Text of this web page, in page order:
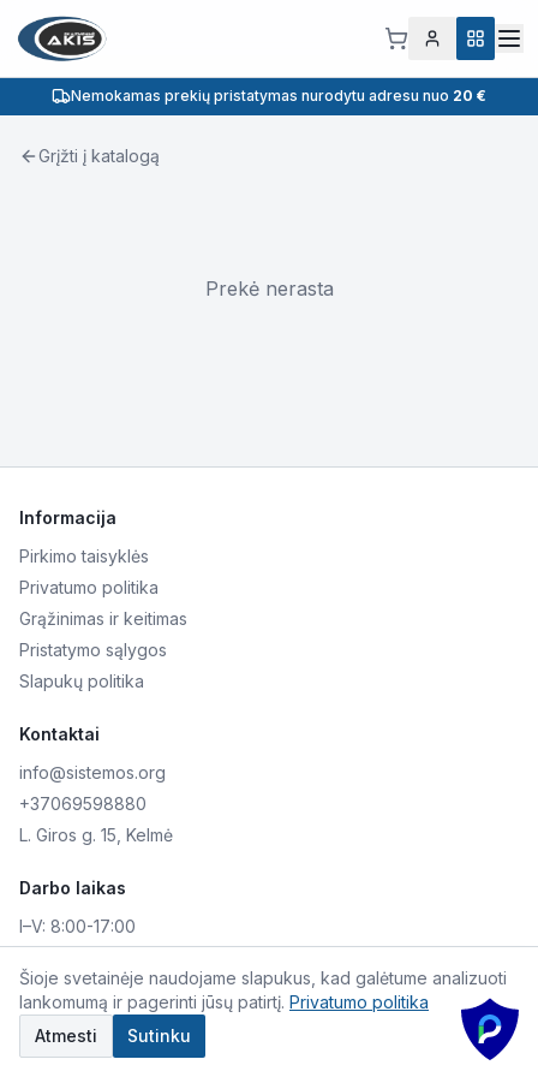
Nemokamas prekių pristatymas nurodytu adresu nuo 20 €
Grįžti į katalogą
Prekė nerasta
Informacija
Pirkimo taisyklės
Privatumo politika
Grąžinimas ir keitimas
Pristatymo sąlygos
Slapukų politika
Kontaktai
info@sistemos.org
+37069598880
L. Giros g. 15, Kelmė
Darbo laikas
I–V: 8:00-17:00
© 2026 Skaitmeninė AKIS. Visos teisės saugomos.
Šioje svetainėje naudojame slapukus, kad galėtume analizuoti
lankomumą ir pagerinti jūsų patirtį. Privatumo politika
Atmesti
Sutinku